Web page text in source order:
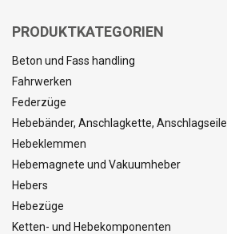
PRODUKTKATEGORIEN
Beton und Fass handling
Fahrwerken
Federzüge
Hebebänder, Anschlagkette, Anschlagseile
Hebeklemmen
Hebemagnete und Vakuumheber
Hebers
Hebezüge
Ketten- und Hebekomponenten